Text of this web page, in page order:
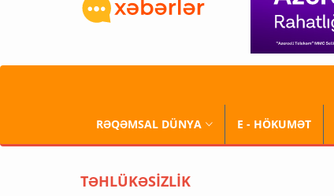
RƏQƏMSAL DÜNYA E - HÖKUMƏT
TƏHLÜKƏSİZLİK